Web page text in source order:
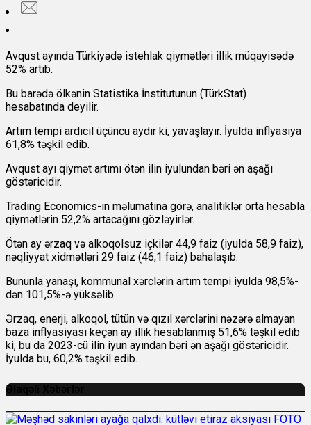
Avqust ayında Türkiyədə istehlak qiymətləri illik müqayisədə
52% artıb.
Bu barədə ölkənin Statistika İnstitutunun (TürkStat)
hesabatında deyilir.
Artım tempi ardıcıl üçüncü aydır ki, yavaşlayır. İyulda inflyasiya
61,8% təşkil edib.
Avqust ayı qiymət artımı ötən ilin iyulundan bəri ən aşağı
göstəricidir.
Trading Economics-in məlumatına görə, analitiklər orta hesabla
qiymətlərin 52,2% artacağını gözləyirlər.
Ötən ay ərzaq və alkoqolsuz içkilər 44,9 faiz (iyulda 58,9 faiz),
nəqliyyat xidmətləri 29 faiz (46,1 faiz) bahalaşıb.
Bununla yanaşı, kommunal xərclərin artım tempi iyulda 98,5%-
dən 101,5%-ə yüksəlib.
Ərzaq, enerji, alkoqol, tütün və qızıl xərclərini nəzərə almayan
baza inflyasiyası keçən ay illik hesablanmış 51,6% təşkil edib
ki, bu da 2023-cü ilin iyun ayından bəri ən aşağı göstəricidir.
İyulda bu, 60,2% təşkil edib.
Əlaqəli Xəbərlər